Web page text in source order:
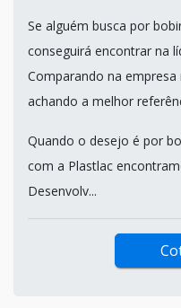
Se alguém busca por
conseguirá encontrar na
Comparando na
achando a melhor
Quando o desejo é por
com a Plastlac
Desenvolv...